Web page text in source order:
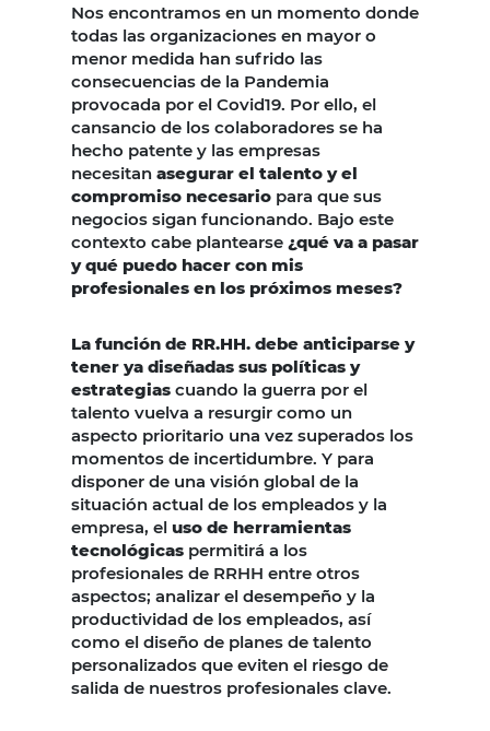
Nos encontramos en un momento donde
todas las organizaciones en mayor o
menor medida han sufrido las
consecuencias de la Pandemia
provocada por el Covid19. Por ello, el
cansancio de los colaboradores se ha
hecho patente y las empresas
necesitan asegurar el talento y el
compromiso necesario para que sus
negocios sigan funcionando. Bajo este
contexto cabe plantearse ¿qué va a pasar
y qué puedo hacer con mis
profesionales en los próximos meses?
La función de RR.HH. debe anticiparse y
tener ya diseñadas sus políticas y
estrategias cuando la guerra por el
talento vuelva a resurgir como un
aspecto prioritario una vez superados los
momentos de incertidumbre. Y para
disponer de una visión global de la
situación actual de los empleados y la
empresa, el uso de herramientas
tecnológicas permitirá a los
profesionales de RRHH entre otros
aspectos; analizar el desempeño y la
productividad de los empleados, así
como el diseño de planes de talento
personalizados que eviten el riesgo de
salida de nuestros profesionales clave.